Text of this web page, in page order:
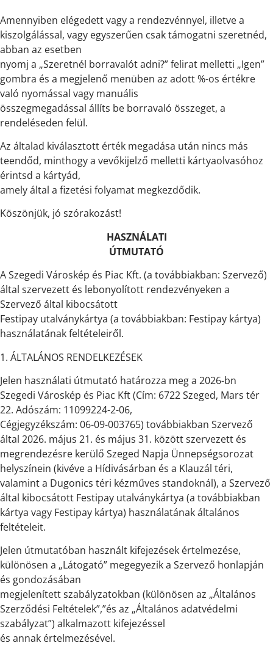
Amennyiben elégedett vagy a rendezvénnyel, illetve a
kiszolgálással, vagy egyszerűen csak támogatni szeretnéd,
abban az esetben
nyomj a „Szeretnél borravalót adni?” felirat melletti „Igen”
gombra és a megjelenő menüben az adott %-os értékre
való nyomással vagy manuális
összegmegadással állíts be borravaló összeget, a
rendeléseden felül.
Az általad kiválasztott érték megadása után nincs más
teendőd, minthogy a vevőkijelző melletti kártyaolvasóhoz
érintsd a kártyád,
amely által a fizetési folyamat megkezdődik.
Köszönjük, jó szórakozást!
HASZNÁLATI
ÚTMUTATÓ
A Szegedi Városkép és Piac Kft. (a továbbiakban: Szervező)
által szervezett és lebonyolított rendezvényeken a
Szervező által kibocsátott
Festipay utalványkártya (a továbbiakban: Festipay kártya)
használatának feltételeiről.
1. ÁLTALÁNOS RENDELKEZÉSEK
Jelen használati útmutató határozza meg a 2026-bn
Szegedi Városkép és Piac Kft (Cím: 6722 Szeged, Mars tér
22. Adószám: 11099224-2-06,
Cégjegyzékszám: 06-09-003765) továbbiakban Szervező
által 2026. május 21. és május 31. között szervezett és
megrendezésre kerülő Szeged Napja Ünnepségsorozat
helyszínein (kivéve a Hídivásárban és a Klauzál téri,
valamint a Dugonics téri kézműves standoknál), a Szervező
által kibocsátott Festipay utalványkártya (a továbbiakban
kártya vagy Festipay kártya) használatának általános
feltételeit.
Jelen útmutatóban használt kifejezések értelmezése,
különösen a „Látogató” megegyezik a Szervező honlapján
és gondozásában
megjelenített szabályzatokban (különösen az „Általános
Szerződési Feltételek”,”és az „Általános adatvédelmi
szabályzat”) alkalmazott kifejezéssel
és annak értelmezésével.